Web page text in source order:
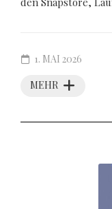
MEHR
1. MAI 2026